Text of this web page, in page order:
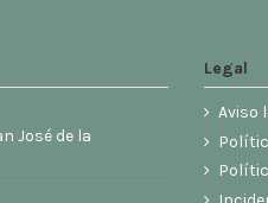
José de la
Legal
Aviso